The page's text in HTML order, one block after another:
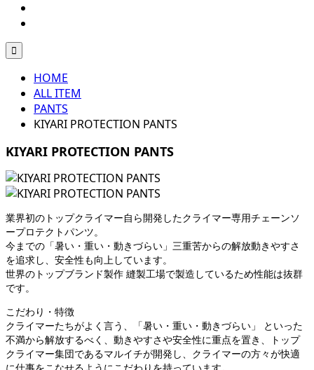

HOME
ALL ITEM
PANTS
KIYARI PROTECTION PANTS
KIYARI PROTECTION PANTS
業界初のトップクライマー自ら開発したクライマー専用チェーンソ
ープロテクトパンツ。
今までの「暑い・重い・動きづらい」三重苦からの解放動きやすさ
を追求し、安全性も向上しています。
世界のトップブランド製作 縫製工場で製造しているため性能は抜群
です。
こだわり・特徴
クライマーたちがよく言う、「暑い・重い・動きづらい」 といった
不満から解放するべく、動きやすさや安全性に重点を置き、トップ
クライマー集団であるマルイチが開発し、クライマーの方々が快適